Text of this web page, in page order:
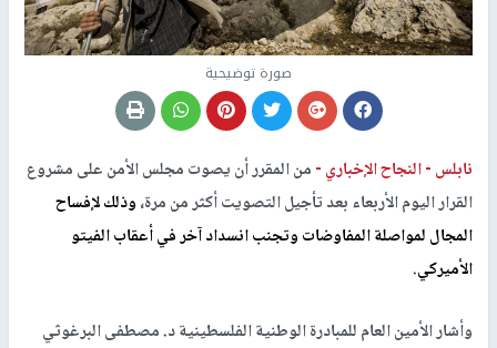
صورة توضيحية
نابلس -النجاح الإخباري -من المقرر أن يصوت مجلس الأمن على مشروع
القرار اليوم الأربعاء بعد تأجيل التصويت أكثر من مرة،وذلك لإفساح
المجال لمواصلة المفاوضات وتجنب انسداد آخر في أعقاب الفيتو
الأميركي.
وأشار الأمين العام للمبادرة الوطنية الفلسطينية د. مصطفى البرغوثي